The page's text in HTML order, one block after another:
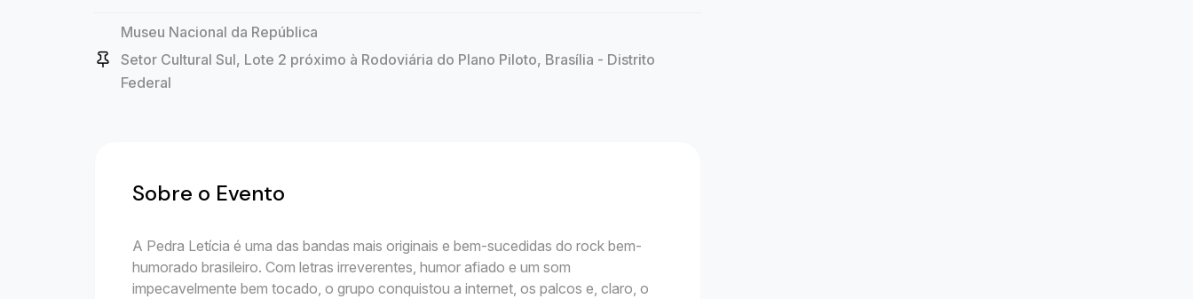
Museu Nacional da República
Setor Cultural Sul, Lote 2 próximo à Rodoviária do Plano Piloto, Brasília - Distrito
Federal
Sobre o Evento
A Pedra Letícia é uma das bandas mais originais e bem-sucedidas do rock bem-
humorado brasileiro. Com letras irreverentes, humor afiado e um som
impecavelmente bem tocado, o grupo conquistou a internet, os palcos e, claro, o